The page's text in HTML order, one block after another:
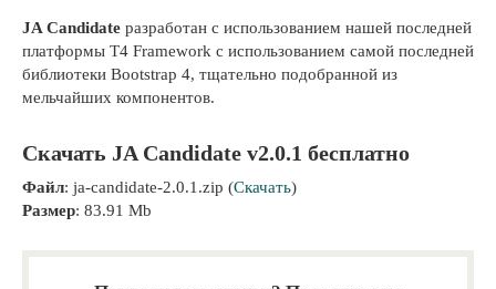
JA Candidate разработан с использованием нашей последней
платформы T4 Framework с использованием самой последней
библиотеки Bootstrap 4, тщательно подобранной из
мельчайших компонентов.
Скачать JA Candidate v2.0.1 бесплатно
Файл: ja-candidate-2.0.1.zip (Скачать)
Размер: 83.91 Mb